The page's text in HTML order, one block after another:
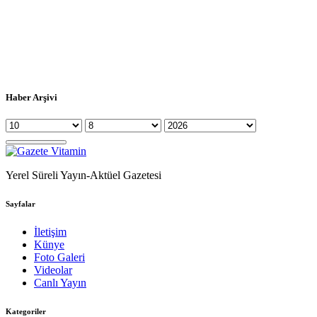
Haber Arşivi
Yerel Süreli Yayın-Aktüel Gazetesi
Sayfalar
İletişim
Künye
Foto Galeri
Videolar
Canlı Yayın
Kategoriler